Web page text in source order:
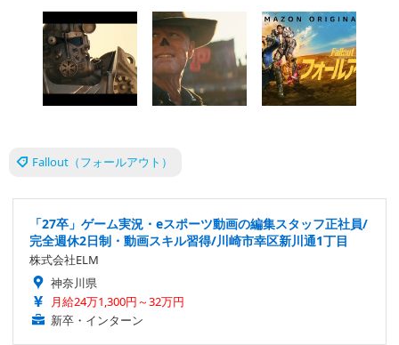
Fallout（フォールアウト）
「27卒」ゲーム実況・eスポーツ動画の編集スタッフ正社員/
完全週休2日制・動画スキル習得/川崎市幸区新川通1丁目
株式会社ELM
神奈川県
月給24万1,300円～32万円
新卒・インターン